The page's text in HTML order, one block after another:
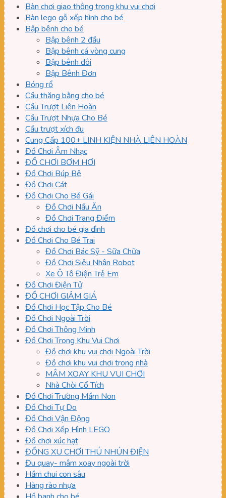
Bàn chơi giao thông trong khu vui chơi
Bàn lego gỗ xếp hình cho bé
Bập bênh cho bé
Bập bênh 2 đầu
Bập bênh cá vòng cung
Bập bênh đôi
Bập Bênh Đơn
Bóng rổ
Cầu thăng bằng cho bé
Cầu Trượt Liên Hoàn
Cầu Trượt Nhựa Cho Bé
Cầu trượt xích đu
Cung Cấp 100+ LINH KIỆN NHÀ LIÊN HOÀN
Đồ Chơi Âm Nhạc
ĐỒ CHƠI BƠM HƠI
Đồ Chơi Búp Bê
Đồ Chơi Cát
Đồ Chơi Cho Bé Gái
Đồ Chơi Nấu Ăn
Đồ Chơi Trang Điểm
Đồ chơi cho bé gia đình
Đồ Chơi Cho Bé Trai
Đồ Chơi Bác Sỹ - Sữa Chữa
Đồ Chơi Siêu Nhân Robot
Xe Ô Tô Điện Trẻ Em
Đồ Chơi Điện Tử
ĐỒ CHƠI GIẢM GIÁ
Đồ Chơi Học Tập Cho Bé
Đồ Chơi Ngoài Trời
Đồ Chơi Thông Minh
Đồ Chơi Trong Khu Vui Chơi
Đồ chơi khu vui chơi Ngoài Trời
Đồ chơi khu vui chơi trong nhà
MÂM XOAY KHU VUI CHƠI
Nhà Chòi Cổ Tích
Đồ Chơi Trường Mầm Non
Đồ Chơi Tự Do
Đồ Chơi Vận Động
Đồ Chơi Xếp Hình LEGO
Đồ chơi xúc hạt
ĐỒNG XU CHƠI THÚ NHÚN ĐIỆN
Đu quay- mâm xoay ngoài trời
Hầm chui con sâu
Hàng rào nhựa